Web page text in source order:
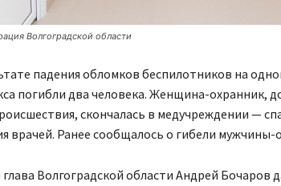
Волгоградской области
падения обломков беспилотников на
погибли два человека. Женщина-охранник,
скончалась в медучреждении —
врачей. Ранее сообщалось о гибели мужчины-
глава Волгоградской области Андрей Бочаров